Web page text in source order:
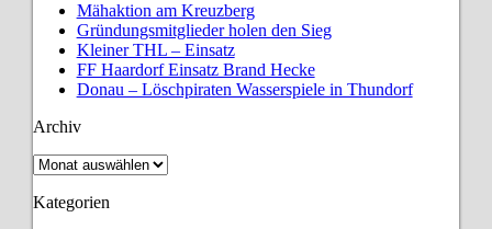
Mähaktion am Kreuzberg
Gründungsmitglieder holen den Sieg
Kleiner THL – Einsatz
FF Haardorf Einsatz Brand Hecke
Donau – Löschpiraten Wasserspiele in Thundorf
Archiv
Archiv
Kategorien